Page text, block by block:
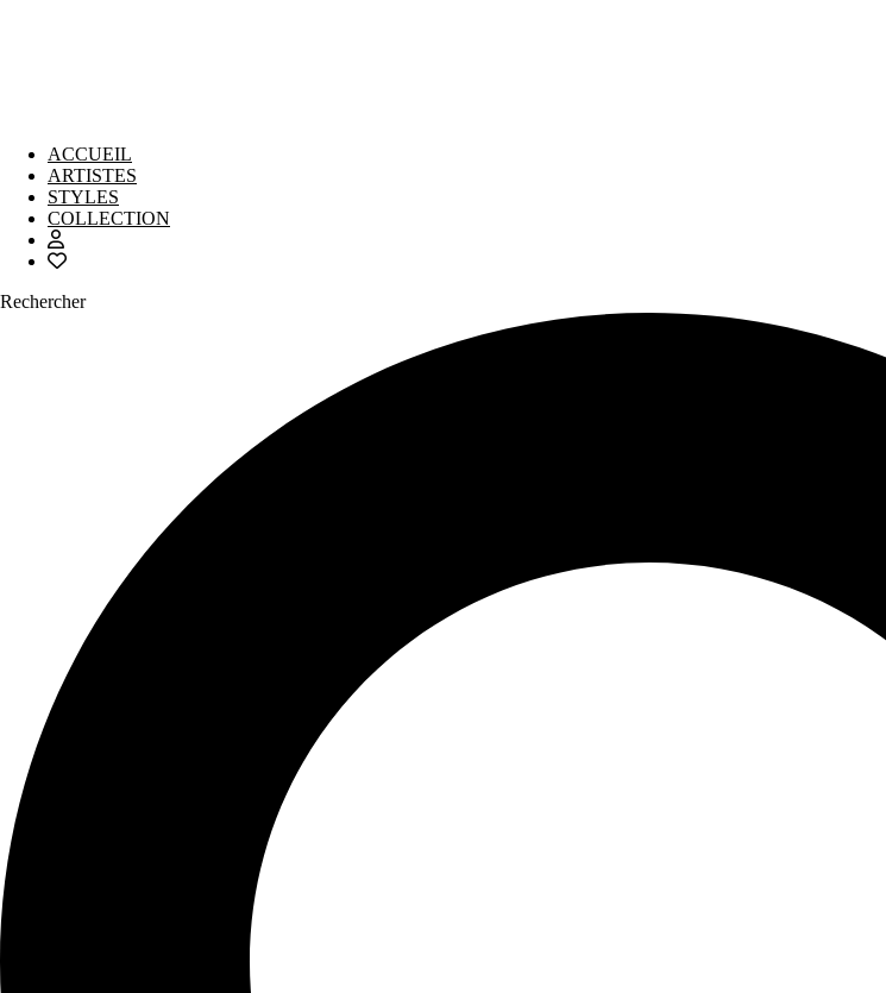
ACCUEIL
ARTISTES
STYLES
COLLECTION
Rechercher